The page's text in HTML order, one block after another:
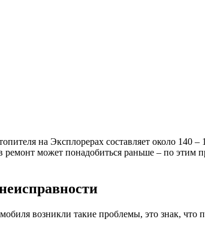
на Эксплорерах составляет около
ремонт может понадобиться раньше – по
возникли такие проблемы, это знак,